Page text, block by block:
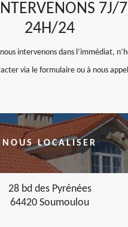
7J/7
24H/24
intervenons dans l’immédiat,
via le formulaire ou à nous
NOUS LOCALISER
28 bd des Pyrénées
64420 Soumoulou